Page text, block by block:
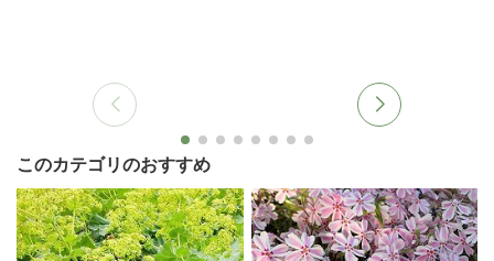
このカテゴリのおすすめ